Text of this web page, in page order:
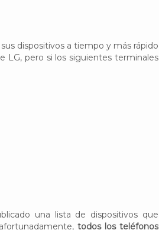
dispositivos a tiempo y más rápido
LG, pero si los siguientes terminales
una lista de dispositivos que
todos los teléfonos